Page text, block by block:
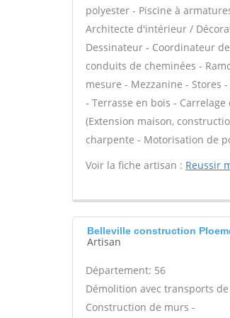
polyester - Piscine à
Architecte d'intérieur /
Dessinateur - Coordinateur
conduits de cheminées -
mesure - Mezzanine - Stores
- Terrasse en bois -
(Extension maison,
charpente - Motorisation de
Voir la fiche artisan : Reussir
Belleville construction
Artisan
Département: 56
Démolition avec transports
Construction de murs -